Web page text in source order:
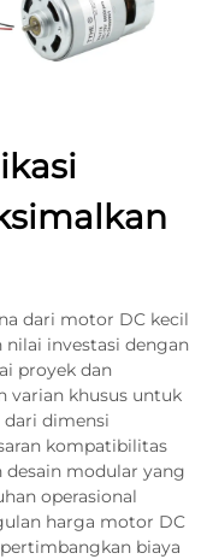
dari motor DC kecil
investasi dengan
proyek dan
varian khusus untuk
dari dimensi
kompatibilitas
desain modular yang
operasional
harga motor DC
biaya